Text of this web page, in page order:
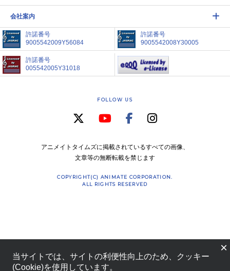
会社案内
許諾番号
9005542009Y56084
許諾番号
9005542008Y30005
許諾番号
005542005Y31018
FOLLOW US
アニメイトタイムズに掲載されているすべての画像、
文章等の無断転載を禁じます
COPYRIGHT(C) ANIMATE CORPORATION.
ALL RIGHTS RESERVED
×
当サイトでは、サイトの利便性向上のため、クッキー
(Cookie)を使用しています。